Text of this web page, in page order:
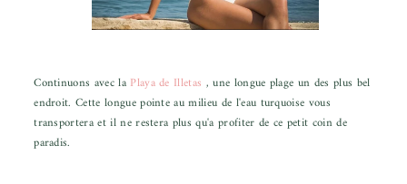
Continuons avec la Playa de Illetas , une longue plage un des plus bel
endroit. Cette longue pointe au milieu de l'eau turquoise vous
transportera et il ne restera plus qu'a profiter de ce petit coin de
paradis.